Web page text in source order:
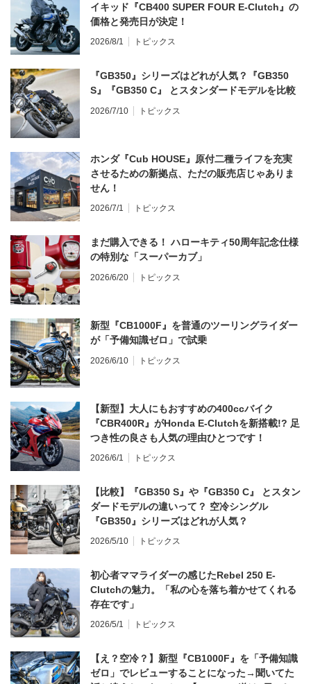
イキッド『CB400 SUPER FOUR E-Clutch』の
価格と発売日が決定！
2026/8/1 トピックス
『GB350』シリーズはどれが人気？『GB350
S』『GB350 C』 とスタンダードモデルを比較
2026/7/10 トピックス
ホンダ『Cub HOUSE』原付二種ライフを充実
させるための新拠点、ただの販売店じゃありま
せん！
2026/7/1 トピックス
まだ購入できる！ ハローキティ50周年記念仕様
の特別な「スーパーカブ」
2026/6/20 トピックス
新型『CB1000F』を普通のツーリングライダー
が「予備知識ゼロ」で試乗
2026/6/10 トピックス
【新型】大人にもおすすめの400ccバイク
『CBR400R』がHonda E-Clutchを新搭載!? 足
つき性の良さも人気の理由ひとつです！
2026/6/1 トピックス
【比較】『GB350 S』や『GB350 C』 とスタン
ダードモデルの違いって？ 空冷シングル
『GB350』シリーズはどれが人気？
2026/5/10 トピックス
初心者ママライダーの感じたRebel 250 E-
Clutchの魅力。「私の心を落ち着かせてくれる
存在です」
2026/5/1 トピックス
【え？空冷？】新型『CB1000F』を「予備知識
ゼロ」でレビューすることになった→聞いてた